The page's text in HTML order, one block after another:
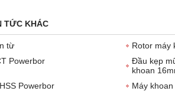
TỨC KHÁC
từ
Rotor máy
Powerbor
Đầu kẹp
khoan
Powerbor
Máy